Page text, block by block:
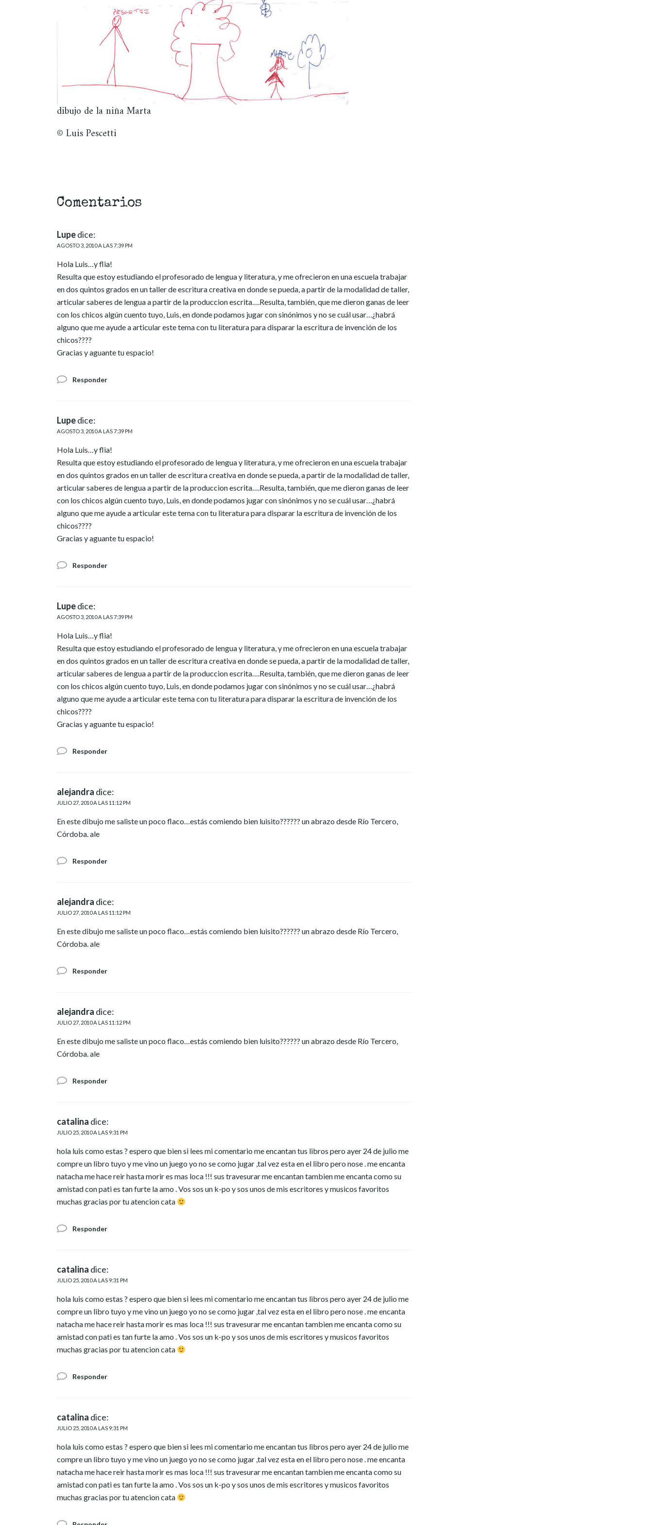
dibujo de la niña Marta
© Luis Pescetti
Comentarios
Lupedice:
AGOSTO 3, 2010 A LAS 7:39 PM
Hola Luis…y flia!
Resulta que estoy estudiando el profesorado de lengua y literatura, y me ofrecieron en una escuela trabajar
en dos quintos grados en un taller de escritura creativa en donde se pueda, a partir de la modalidad de taller,
articular saberes de lengua a partir de la produccion escrita….Resulta, también, que me dieron ganas de leer
con los chicos algún cuento tuyo, Luis, en donde podamos jugar con sinónimos y no se cuál usar…¿habrá
alguno que me ayude a articular este tema con tu literatura para disparar la escritura de invención de los
chicos????
Gracias y aguante tu espacio!
Responder
Lupedice:
AGOSTO 3, 2010 A LAS 7:39 PM
Hola Luis…y flia!
Resulta que estoy estudiando el profesorado de lengua y literatura, y me ofrecieron en una escuela trabajar
en dos quintos grados en un taller de escritura creativa en donde se pueda, a partir de la modalidad de taller,
articular saberes de lengua a partir de la produccion escrita….Resulta, también, que me dieron ganas de leer
con los chicos algún cuento tuyo, Luis, en donde podamos jugar con sinónimos y no se cuál usar…¿habrá
alguno que me ayude a articular este tema con tu literatura para disparar la escritura de invención de los
chicos????
Gracias y aguante tu espacio!
Responder
Lupedice:
AGOSTO 3, 2010 A LAS 7:39 PM
Hola Luis…y flia!
Resulta que estoy estudiando el profesorado de lengua y literatura, y me ofrecieron en una escuela trabajar
en dos quintos grados en un taller de escritura creativa en donde se pueda, a partir de la modalidad de taller,
articular saberes de lengua a partir de la produccion escrita….Resulta, también, que me dieron ganas de leer
con los chicos algún cuento tuyo, Luis, en donde podamos jugar con sinónimos y no se cuál usar…¿habrá
alguno que me ayude a articular este tema con tu literatura para disparar la escritura de invención de los
chicos????
Gracias y aguante tu espacio!
Responder
alejandra dice:
JULIO 27, 2010 A LAS 11:12 PM
En este dibujo me saliste un poco flaco…estás comiendo bien luisito?????? un abrazo desde Río Tercero,
Córdoba. ale
Responder
alejandra dice:
JULIO 27, 2010 A LAS 11:12 PM
En este dibujo me saliste un poco flaco…estás comiendo bien luisito?????? un abrazo desde Río Tercero,
Córdoba. ale
Responder
alejandra dice:
JULIO 27, 2010 A LAS 11:12 PM
En este dibujo me saliste un poco flaco…estás comiendo bien luisito?????? un abrazo desde Río Tercero,
Córdoba. ale
Responder
catalina dice:
JULIO 25, 2010 A LAS 9:31 PM
hola luis como estas ? espero que bien si lees mi comentario me encantan tus libros pero ayer 24 de julio me
compre un libro tuyo y me vino un juego yo no se como jugar ,tal vez esta en el libro pero nose . me encanta
natacha me hace reir hasta morir es mas loca !!! sus travesurar me encantan tambien me encanta como su
amistad con pati es tan furte la amo . Vos sos un k-po y sos unos de mis escritores y musicos favoritos
muchas gracias por tu atencion cata
Responder
catalina dice:
JULIO 25, 2010 A LAS 9:31 PM
hola luis como estas ? espero que bien si lees mi comentario me encantan tus libros pero ayer 24 de julio me
compre un libro tuyo y me vino un juego yo no se como jugar ,tal vez esta en el libro pero nose . me encanta
natacha me hace reir hasta morir es mas loca !!! sus travesurar me encantan tambien me encanta como su
amistad con pati es tan furte la amo . Vos sos un k-po y sos unos de mis escritores y musicos favoritos
muchas gracias por tu atencion cata
Responder
catalina dice:
JULIO 25, 2010 A LAS 9:31 PM
hola luis como estas ? espero que bien si lees mi comentario me encantan tus libros pero ayer 24 de julio me
compre un libro tuyo y me vino un juego yo no se como jugar ,tal vez esta en el libro pero nose . me encanta
natacha me hace reir hasta morir es mas loca !!! sus travesurar me encantan tambien me encanta como su
amistad con pati es tan furte la amo . Vos sos un k-po y sos unos de mis escritores y musicos favoritos
muchas gracias por tu atencion cata